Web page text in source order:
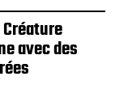
avec des